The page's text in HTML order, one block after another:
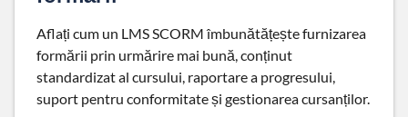
Aflați cum un LMS SCORM îmbunătățește furnizarea
formării prin urmărire mai bună, conținut
standardizat al cursului, raportare a progresului,
suport pentru conformitate și gestionarea cursanților.